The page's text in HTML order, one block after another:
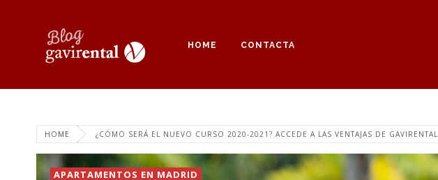
HOME CONTACTA
HOME ¿CÓMO SERÁ EL NUEVO CURSO 2020-2021? ACCEDE A LAS VENTAJAS DE GAVIRENTAL
APARTAMENTOS EN MADRID